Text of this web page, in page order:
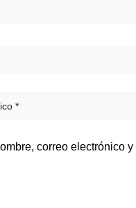
correo electrónico